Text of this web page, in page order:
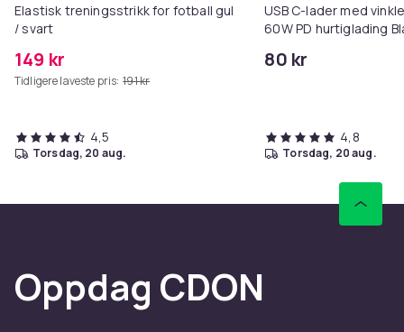
Elastisk treningsstrikk for fotball gul
/ svart
149 kr
Tidligere laveste pris: 191 kr
4,5
torsdag, 20 aug.
USB C-lader med
60W PD hurtiglading
80 kr
4,8
torsdag, 20 aug.
Oppdag CDON